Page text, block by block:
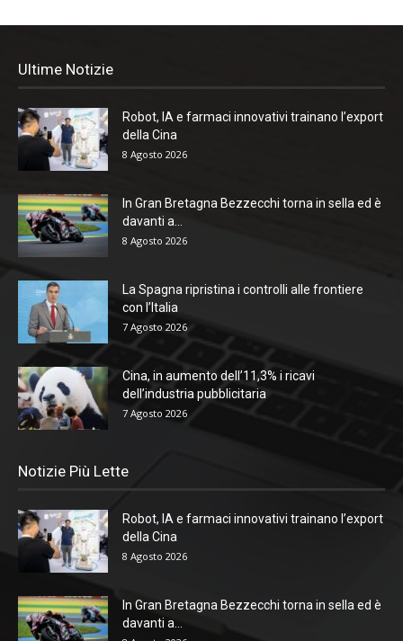
Ultime Notizie
Robot, IA e farmaci innovativi trainano l’export
della Cina
8 Agosto 2026
In Gran Bretagna Bezzecchi torna in sella ed è
davanti a...
8 Agosto 2026
La Spagna ripristina i controlli alle frontiere
con l’Italia
7 Agosto 2026
Cina, in aumento dell’11,3% i ricavi
dell’industria pubblicitaria
7 Agosto 2026
Notizie Più Lette
Robot, IA e farmaci innovativi trainano l’export
della Cina
8 Agosto 2026
In Gran Bretagna Bezzecchi torna in sella ed è
davanti a...